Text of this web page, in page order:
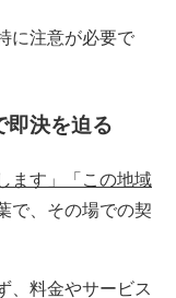
に注意が必要で
即決を迫る
ます」「この地域
で、その場での契
、料金やサービス